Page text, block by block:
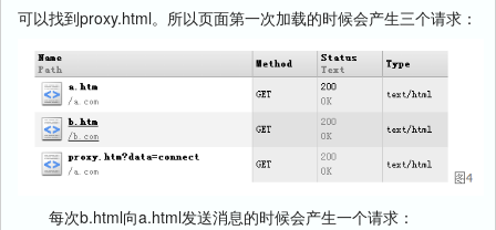
可以找到proxy.html。所以页面第一次加载的时候会产生三个请求：
每次b.html向a.html发送消息的时候会产生一个请求：